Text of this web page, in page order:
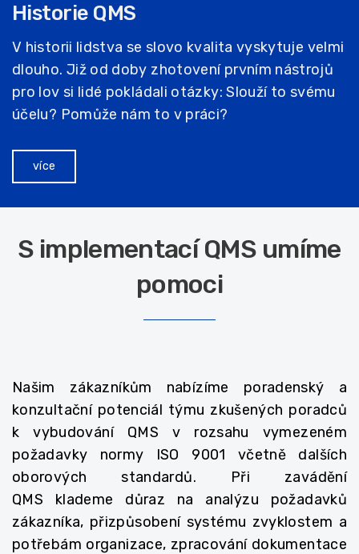
Historie QMS
V historii lidstva se slovo kvalita vyskytuje velmi
dlouho. Již od doby zhotovení prvním nástrojů
pro lov si lidé pokládali otázky: Slouží to svému
účelu? Pomůže nám to v práci?
více
S implementací QMS umíme
pomoci
Našim zákazníkům nabízíme poradenský a
konzultační potenciál týmu zkušených poradců
k vybudování QMS v rozsahu vymezeném
požadavky normy ISO 9001 včetně dalších
oborových standardů. Při zavádění
QMS klademe důraz na analýzu požadavků
zákazníka, přizpůsobení systému zvyklostem a
potřebám organizace, zpracování dokumentace